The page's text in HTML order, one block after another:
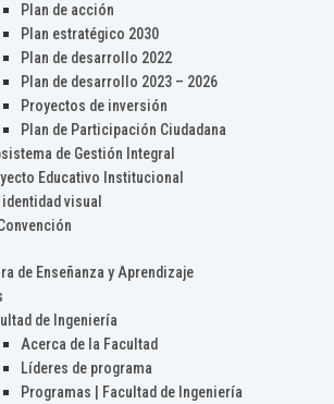
Plan de acción
Plan estratégico 2030
Plan de desarrollo 2022
Plan de desarrollo 2023 – 2026
Proyectos de inversión
Plan de Participación Ciudadana
de Gestión Integral
Educativo Institucional
visual
de Enseñanza y Aprendizaje
de Ingeniería
Acerca de la Facultad
Líderes de programa
Programas | Facultad de Ingeniería